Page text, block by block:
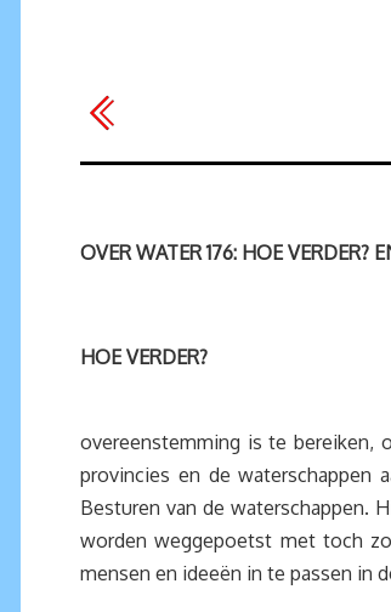
OVER WATER 176: HOE VERDER?
HOE VERDER?
overeenstemming is te bereiken,
provincies en de waterschappen
Besturen van de waterschappen.
worden weggepoetst met toch
mensen en ideeën in te passen in